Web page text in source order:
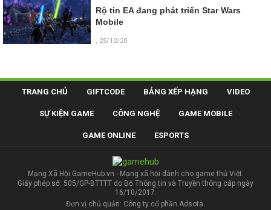
Rộ tin EA đang phát triển Star Wars
Mobile
, 25/12/20
TRANG CHỦ GIFTCODE BẢNG XẾP HẠNG VIDEO
SỰ KIỆN GAME CÔNG NGHỆ GAME MOBILE
GAME ONLINE ESPORTS
Mạng Xã Hội GameHub.vn - Mạng xã hội dành cho game thủ Việt.
Giấy phép số: 505/GP-BTTTT do Bộ Thông tin và Truyền thông cấp ngày
16/10/2017.
Đơn vị chủ quản: Công ty cổ phần Adsota.